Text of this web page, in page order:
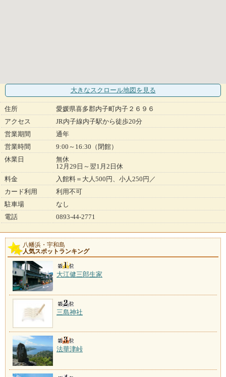
大きなスクロール地図 を見る
住所
愛媛県喜多郡内子町内子２６９６
アクセス
JR内子線内子駅から徒歩20分
営業期間
通年
営業時間
9:00～16:30（閉館）
休業日
無休
12月29日～翌1月2日休
料金
入館料＝大人500円、小人250円／
カード利用
利用不可
駐車場
なし
電話
0893-44-2771
八幡浜・宇和島
人気スポットランキング
大江健三郎生家
三島神社
法華津峠